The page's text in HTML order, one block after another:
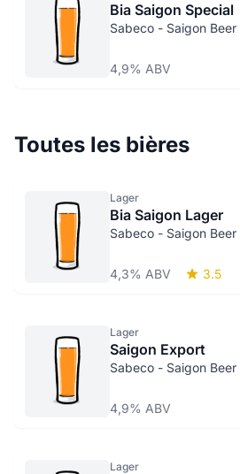
Bia Saigon Special
4,9% ABV
Toutes les bières
Lager
Bia Saigon Lager
4,3% ABV 3.5
Lager
Saigon Export
4,9% ABV
Lager